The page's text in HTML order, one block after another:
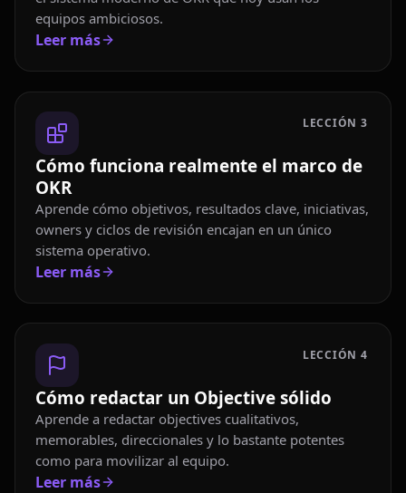
equipos ambiciosos.
Leer más
LECCIÓN 3
Cómo funciona realmente el marco de
OKR
Aprende cómo objetivos, resultados clave, iniciativas,
owners y ciclos de revisión encajan en un único
sistema operativo.
Leer más
LECCIÓN 4
Cómo redactar un Objective sólido
Aprende a redactar objectives cualitativos,
memorables, direccionales y lo bastante potentes
como para movilizar al equipo.
Leer más